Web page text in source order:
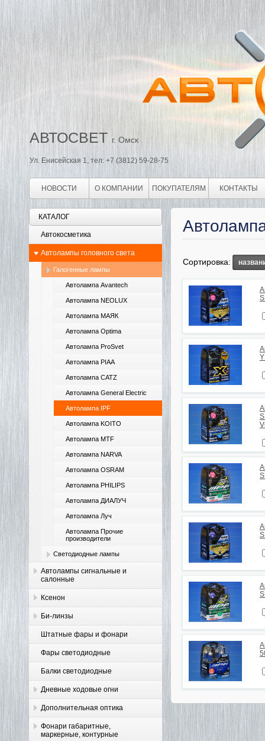
АВТОСВЕТ г. Омск
Ул. Енисейская 1, тел: +7 (3812) 59-28-75
НОВОСТИ О КОМПАНИИ ПОКУПАТЕЛЯМ КОНТАКТЫ
КАТАЛОГ
Автокосметика
Автолампы головного света
Галогенные лампы
Автолампа Avantech
Автолампа NEOLUX
Автолампа МАЯК
Автолампа Optima
Автолампа ProSvet
Автолампа PIAA
Автолампа CATZ
Автолампа General Electric
Автолампа IPF
Автолампа KOITO
Автолампа MTF
Автолампа NARVA
Автолампа OSRAM
Автолампа PHILIPS
Автолампа ДИАЛУЧ
Автолампа Луч
Автолампа Прочие
производители
Светодиодные лампы
Автолампы сигнальные и
салонные
Ксенон
Би-линзы
Штатные фары и фонари
Фары светодиодные
Балки светодиодные
Дневные ходовые огни
Дополнительная оптика
Фонари габаритные,
маркерные, контурные
Сортировка: